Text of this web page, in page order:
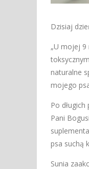
Dzisiaj
„U mojej 9
naturalne
mojego
Po
Pani
psa suchą
Sunia